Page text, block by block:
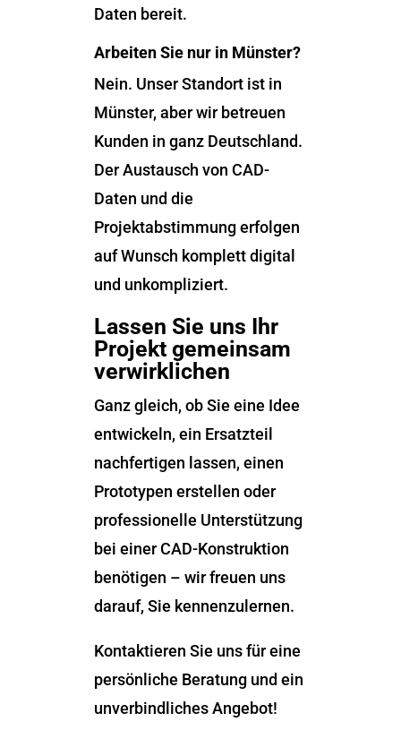
Daten bereit.
Arbeiten Sie nur in Münster?
Nein. Unser Standort ist in
Münster, aber wir betreuen
Kunden in ganz Deutschland.
Der Austausch von CAD-
Daten und die
Projektabstimmung erfolgen
auf Wunsch komplett digital
und unkompliziert.
Lassen Sie uns Ihr
Projekt gemeinsam
verwirklichen
Ganz gleich, ob Sie eine Idee
entwickeln, ein Ersatzteil
nachfertigen lassen, einen
Prototypen erstellen oder
professionelle Unterstützung
bei einer CAD-Konstruktion
benötigen – wir freuen uns
darauf, Sie kennenzulernen.
Kontaktieren Sie uns für eine
persönliche Beratung und ein
unverbindliches Angebot!